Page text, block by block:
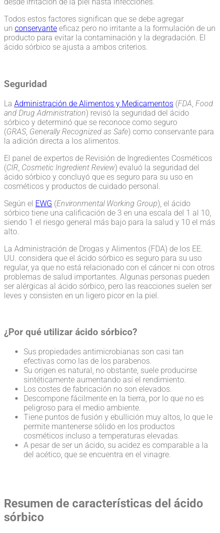
Todos estos factores significan que se debe agregar
un conservante eficaz pero no irritante a la formulación de un
producto para evitar la contaminación y la degradación. El
ácido sórbico se ajusta a ambos criterios.
Seguridad
La Administración de Alimentos y Medicamentos (FDA Food
and Drug Administration) revisó la seguridad del ácido
sórbico y determinó que se reconoce como seguro
(GRAS Generally Recognized as Safe) como conservante para
la adición directa a los alimentos.
El panel de expertos de Revisión de Ingredientes Cosméticos
(CIR Cosmetic Ingredient Review) evaluó la seguridad del
ácido sórbico y concluyó que es seguro para su uso en
cosméticos y productos de cuidado personal.
Según el EWG (Environmental Working Group), el ácido
sórbico tiene una calificación de 3 en una escala del 1 al 10,
siendo 1 el riesgo general más bajo para la salud y 10 el más
alto.
La Administración de Drogas y Alimentos (FDA) de los EE.
UU. considera que el ácido sórbico es seguro para su uso
regular, ya que no está relacionado con el cáncer ni con otros
problemas de salud importantes. Algunas personas pueden
ser alérgicas al ácido sórbico, pero las reacciones suelen ser
leves y consisten en un ligero picor en la piel.
¿Por qué utilizar ácido sórbico?
Sus propiedades antimicrobianas son casi tan
efectivas como las de los parabenos.
Su origen es natural, no obstante, suele producirse
sintéticamente aumentando así el rendimiento.
Los costes de fabricación no son elevados.
Descompone fácilmente en la tierra, por lo que no es
peligroso para el medio ambiente.
Tiene puntos de fusión y ebullición muy altos, lo que le
permite mantenerse sólido en los productos
cosméticos incluso a temperaturas elevadas.
A pesar de ser un ácido, su acidez es comparable a la
del acético, que se encuentra en el vinagre.
Resumen de características del ácido
sórbico